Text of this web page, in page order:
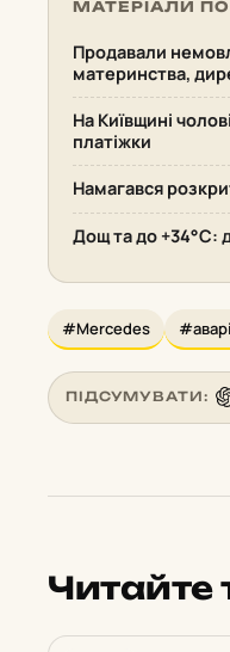
МАТЕРІАЛИ ПО
Продавали
материнства,
На Київщині
платіжки
Намагався
Дощ та до +34°С:
#Mercedes
ПІДСУМУВАТИ:
Читайте